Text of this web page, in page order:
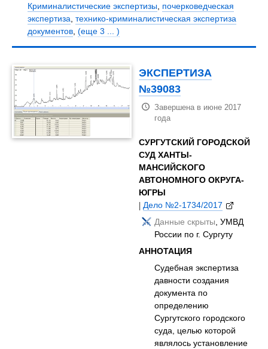
Криминалистические экспертизы, почерковедческая
экспертиза, технико-криминалистическая экспертиза
документов, (еще 3 ... )
ЭКСПЕРТИЗА
№39083
Завершена в июне 2017
года
СУРГУТСКИЙ ГОРОДСКОЙ
СУД ХАНТЫ-
МАНСИЙСКОГО
АВТОНОМНОГО ОКРУГА-
ЮГРЫ
|Дело №2-1734/2017
Данные скрыты, УМВД
России по г. Сургуту
АННОТАЦИЯ
Судебная экспертиза
давности создания
документа по
определению
Сургутского городского
суда, целью которой
являлось установление